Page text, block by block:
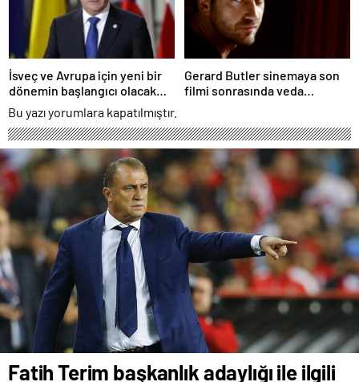
İsveç ve Avrupa için yeni bir
dönemin başlangıcı olacak
kararlar.
Gerard Butler sinemaya son
filmi sonrasında veda
Bu yazı yorumlara kapatılmıştır.
Fatih Terim başkanlık adaylığı ile ilgili